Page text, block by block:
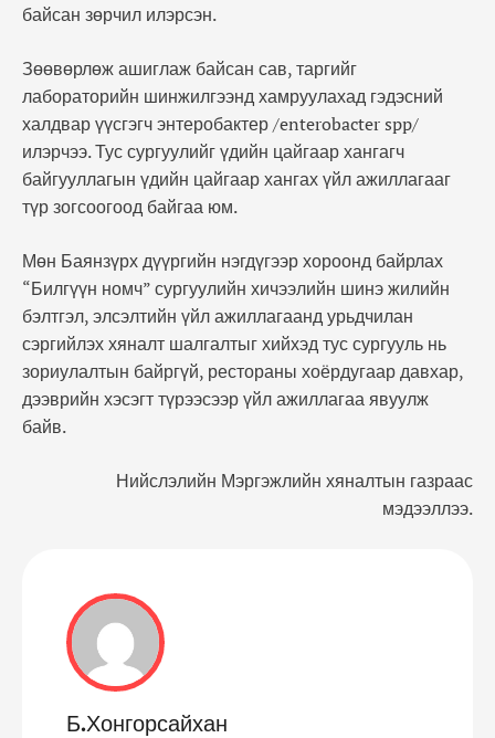
байсан зөрчил илэрсэн.
Зөөвөрлөж ашиглаж байсан сав, таргийг
лабораторийн шинжилгээнд хамруулахад гэдэсний
халдвар үүсгэгч энтеробактер /enterobacter spp/
илэрчээ. Тус сургуулийг үдийн цайгаар хангагч
байгууллагын үдийн цайгаар хангах үйл ажиллагааг
түр зогсоогоод байгаа юм.
Мөн Баянзүрх дүүргийн нэгдүгээр хороонд байрлах
“Билгүүн номч” сургуулийн хичээлийн шинэ жилийн
бэлтгэл, элсэлтийн үйл ажиллагаанд урьдчилан
сэргийлэх хяналт шалгалтыг хийхэд тус сургууль нь
зориулалтын байргүй, рестораны хоёрдугаар давхар,
дээврийн хэсэгт түрээсээр үйл ажиллагаа явуулж
байв.
Нийслэлийн Мэргэжлийн хяналтын газраас
мэдээллээ.
Б.Хонгорсайхан